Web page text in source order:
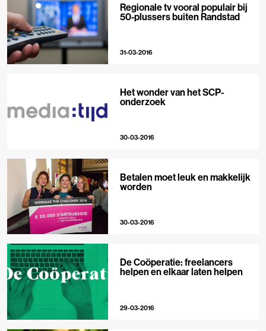
Regionale tv vooral populair bij
50-plussers buiten Randstad
31-03-2016
Het wonder van het SCP-
onderzoek
30-03-2016
Betalen moet leuk en makkelijk
worden
30-03-2016
De Coöperatie: freelancers
helpen en elkaar laten helpen
29-03-2016